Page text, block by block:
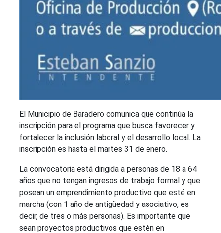
El Municipio de Baradero comunica que continúa la
inscripción para el programa que busca favorecer y
fortalecer la inclusión laboral y el desarrollo local. La
inscripción es hasta el martes 31 de enero.
La convocatoria está dirigida a personas de 18 a 64
años que no tengan ingresos de trabajo formal y que
posean un emprendimiento productivo que esté en
marcha (con 1 año de antigüedad y asociativo, es
decir, de tres o más personas). Es importante que
sean proyectos productivos que estén en